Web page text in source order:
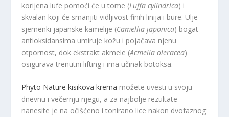
korijena lufe pomoći će u tome (Luffa cylindrica) i
skvalan koji će smanjiti vidljivost finih linija i bure. Ulje
sjemenki japanske kamelije (Camellia japonica) bogat
antioksidansima umiruje kožu i pojačava njenu
otpornost, dok ekstrakt akmele (Acmella oleracea)
osigurava trenutni lifting i ima učinak botoksa.
Phyto Nature kisikova krema možete uvesti u svoju
dnevnu i večernju njegu, a za najbolje rezultate
nanesite je na očišćeno i tonirano lice nakon dvofaznog